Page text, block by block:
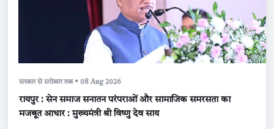
सरकार से सरोकार तक • 08 Aug 2026
रायपुर : सेन समाज सनातन परंपराओं और सामाजिक समरसता का
मजबूत आधार : मुख्यमंत्री श्री विष्णु देव साय